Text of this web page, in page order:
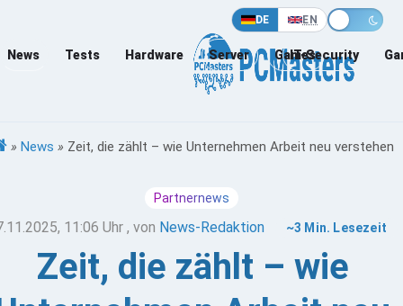
DE EN
News Tests Hardware Server Games
IT-Security
» News » Zeit, die zählt – wie Unternehmen Arbeit neu verstehen
Partnernews
11:06 Uhr , von News-Redaktion ~3 Min. Lesezeit
Zeit, die zählt – wie